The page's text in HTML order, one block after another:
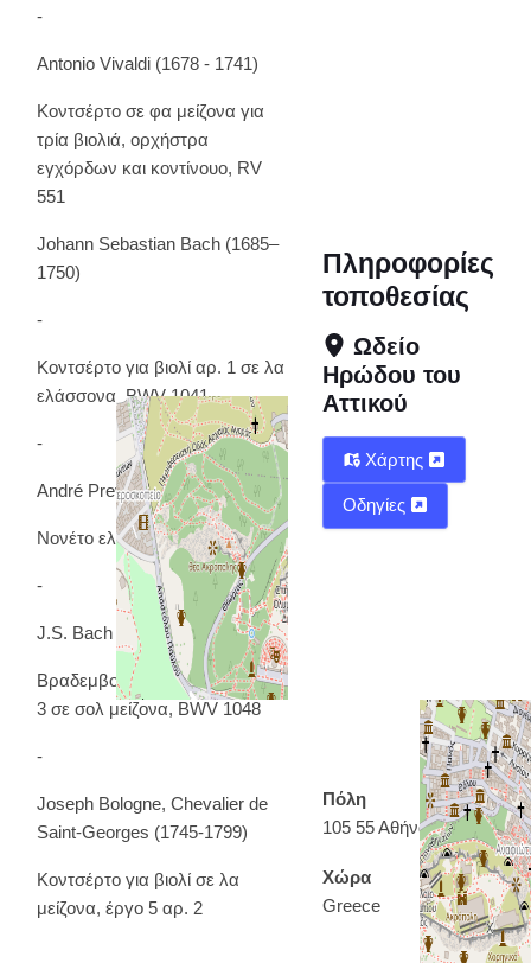
-
Antonio Vivaldi (1678 - 1741)
Kοντσέρτο σε φα μείζονα για
τρία βιολιά, ορχήστρα
εγχόρδων και κοντίνουο, RV
551
Johann Sebastian Bach (1685–
1750)
-
Κοντσέρτο για βιολί αρ. 1 σε λα
ελάσσονα, BWV 1041
-
André Previn (1929–2019)
Νονέτο ελληνική πρεμιέρα
-
J.S. Bach
Βραδεμβούργιο κοντσέρτο αρ.
3 σε σολ μείζονα, BWV 1048
-
Joseph Bologne, Chevalier de
Saint-Georges (1745-1799)
Κοντσέρτο για βιολί σε λα
μείζονα, έργο 5 αρ. 2
Πληροφορίες
τοποθεσίας
Ωδείο
Ηρώδου του
Αττικού
Χάρτης
Οδηγίες
Πόλη
105 55 Αθήνα
Χώρα
Greece